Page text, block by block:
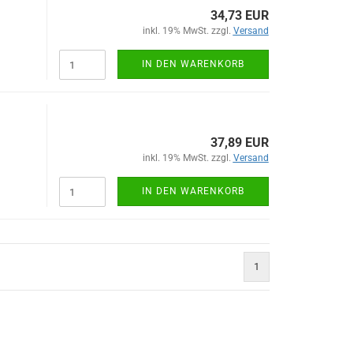
34,73 EUR
inkl. 19% MwSt. zzgl. Versand
IN DEN WARENKORB
37,89 EUR
inkl. 19% MwSt. zzgl. Versand
IN DEN WARENKORB
1